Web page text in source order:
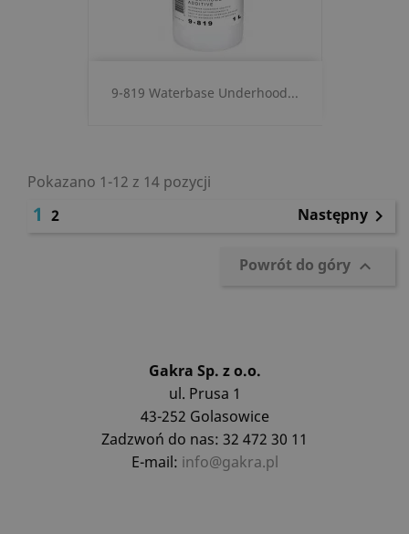
9-819 Waterbase Underhood...
Pokazano 1-12 z 14 pozycji
1 2 Następny 
Powrót do góry 
Gakra Sp. z o.o.
ul. Prusa 1
43-252 Golasowice
Zadzwoń do nas: 32 472 30 11
E-mail: info@gakra.pl